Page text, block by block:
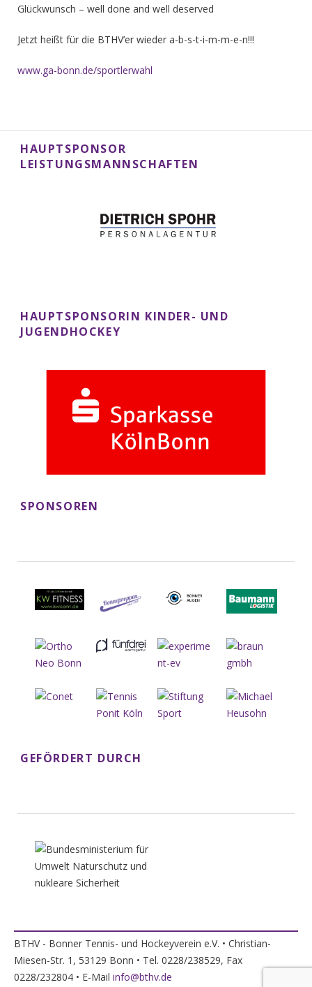
Glückwunsch – well done and well deserved
Jetzt heißt für die BTHV’er wieder a-b-s-t-i-m-m-e-n!!!
www.ga-bonn.de/sportlerwahl
HAUPTSPONSOR
LEISTUNGSMANNSCHAFTEN
HAUPTSPONSORIN KINDER- UND
JUGENDHOCKEY
SPONSOREN
GEFÖRDERT DURCH
BTHV - Bonner Tennis- und Hockeyverein e.V. • Christian-
Miesen-Str. 1, 53129 Bonn • Tel. 0228/238529, Fax
0228/232804 • E-Mail info@bthv.de